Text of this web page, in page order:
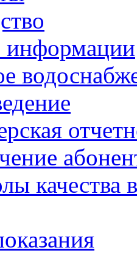
информации
качества